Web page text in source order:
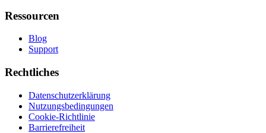
Ressourcen
Blog
Support
Rechtliches
Datenschutzerklärung
Nutzungsbedingungen
Cookie-Richtlinie
Barrierefreiheit